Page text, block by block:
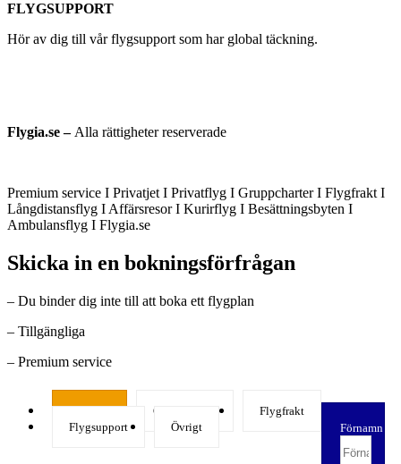
FLYGSUPPORT
Hör av dig till vår flygsupport som har global täckning.
Flygia.se – Alla rättigheter reserverade
Premium service I Privatjet I Privatflyg I Gruppcharter I Flygfrakt I
Långdistansflyg I Affärsresor I Kurirflyg I Besättningsbyten I
Ambulansflyg I Flygia.se
Skicka in en bokningsförfrågan
– Du binder dig inte till att boka ett flygplan
– Tillgängliga
– Premium service
Gruppcharter
Flygfrakt
Flygsupport
Övrigt Förnamn